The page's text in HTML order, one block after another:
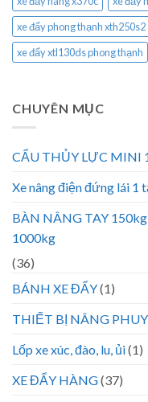
xe đẩy phong thạnh xth250s2
xe đẩy xtl130ds phong thạnh
CHUYÊN MỤC
CẨU THỦY LỰC MINI
Xe nâng điện đứng lái 1
BÀN NÂNG TAY
1000kg
(36)
BÁNH XE ĐẨY(1)
THIẾT BỊ NÂNG PHUY
Lốp xe xúc, đào, lu, ủi(1)
XE ĐẨY HÀNG(37)